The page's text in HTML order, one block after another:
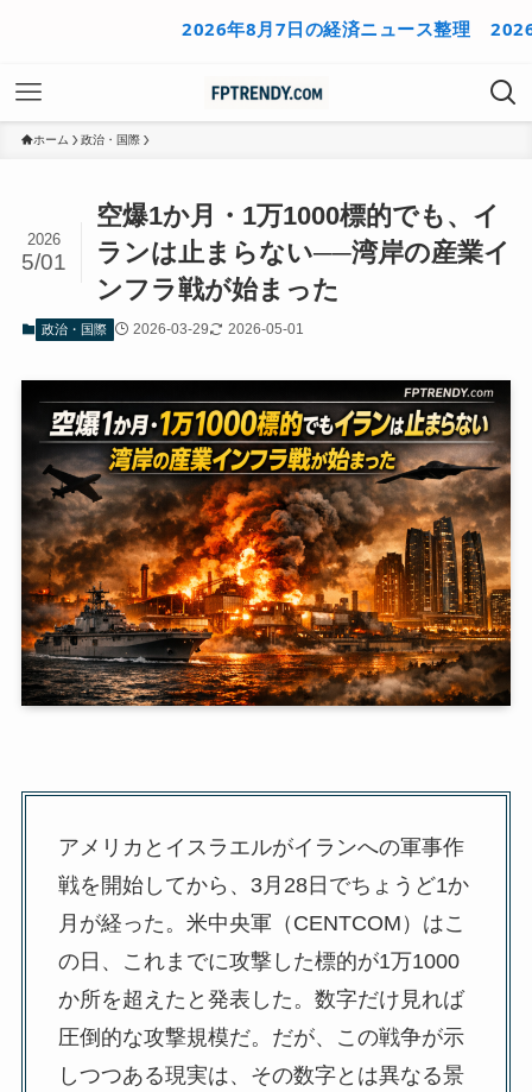
2026年8月7日の経済ニュース整理 2026年8月5
ホーム 政治・国際
空爆1か月・1万1000標的でも、イ
ランは止まらない──湾岸の産業イ
ンフラ戦が始まった
2026
5/01
政治・国際 2026-03-29 2026-05-01
アメリカとイスラエルがイランへの軍事作
戦を開始してから、3月28日でちょうど1か
月が経った。米中央軍（CENTCOM）はこ
の日、これまでに攻撃した標的が1万1000
か所を超えたと発表した。数字だけ見れば
圧倒的な攻撃規模だ。だが、この戦争が示
しつつある現実は、その数字とは異なる景